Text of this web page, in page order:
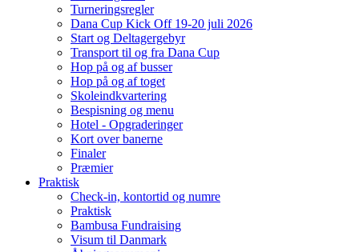
Turneringsregler
Dana Cup Kick Off 19-20 juli 2026
Start og Deltagergebyr
Transport til og fra Dana Cup
Hop på og af busser
Hop på og af toget
Skoleindkvartering
Bespisning og menu
Hotel - Opgraderinger
Kort over banerne
Finaler
Præmier
Praktisk
Check-in, kontortid og numre
Praktisk
Bambusa Fundraising
Visum til Danmark